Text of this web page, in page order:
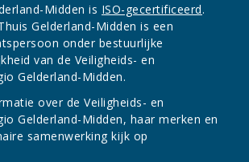
Midden is ISO-gecertificeerd.
Gelderland-Midden is een
onder bestuurlijke
van de Veiligheids- en
Gelderland-Midden.
over de Veiligheids- en
Gelderland-Midden, haar merken en
samenwerking kijk op